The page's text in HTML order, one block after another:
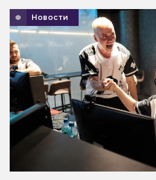
Новости